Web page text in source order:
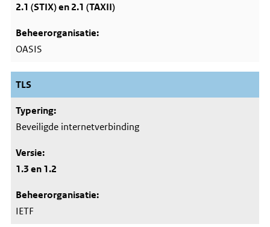
2.1 (STIX) en 2.1 (TAXII)
OASIS
TLS
Beveiligde internetverbinding
1.3 en 1.2
IETF